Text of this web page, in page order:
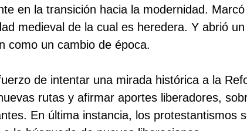
en la transición hacia la modernidad.
medieval de la cual es heredera. Y abrió
como un cambio de época.
de intentar una mirada histórica a la
rutas y afirmar aportes liberadores,
En última instancia, los protestantismos